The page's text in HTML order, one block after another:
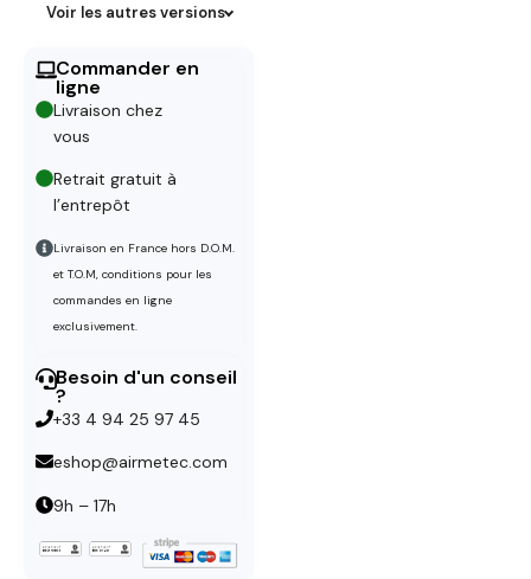
Voir les autres versions
Commander en
ligne
Livraison chez
vous
Retrait gratuit à
l’entrepôt
Livraison en France hors D.O.M.
et T.O.M, conditions pour les
commandes en ligne
exclusivement.
Besoin d'un conseil
?
+33 4 94 25 97 45
eshop@airmetec.com
9h – 17h